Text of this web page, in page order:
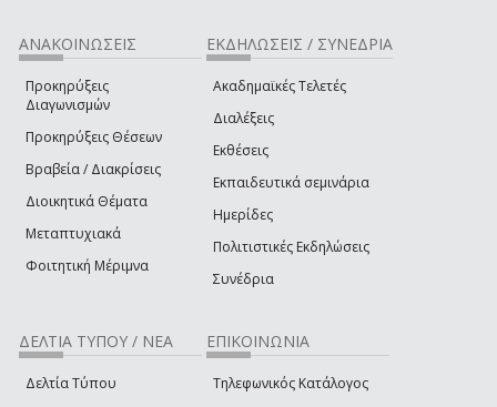
ΑΝΑΚΟΙΝΩΣΕΙΣ
Προκηρύξεις
Διαγωνισμών
Προκηρύξεις Θέσεων
Βραβεία / Διακρίσεις
Διοικητικά Θέματα
Μεταπτυχιακά
Φοιτητική Μέριμνα
ΕΚΔΗΛΩΣΕΙΣ / ΣΥΝΕΔΡΙΑ
Ακαδημαϊκές Τελετές
Διαλέξεις
Εκθέσεις
Εκπαιδευτικά σεμινάρια
Ημερίδες
Πολιτιστικές Εκδηλώσεις
Συνέδρια
ΔΕΛΤΙΑ ΤΥΠΟΥ / ΝΕΑ
Δελτία Τύπου
ΕΠΙΚΟΙΝΩΝΙΑ
Τηλεφωνικός Κατάλογος